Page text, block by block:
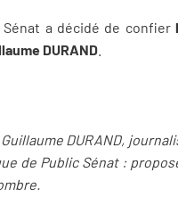
a décidé de confier
DURAND
Guillaume DURAND,
de Public Sénat :